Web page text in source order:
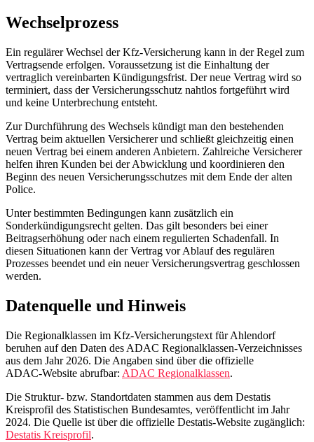
Wechselprozess
Ein regulärer Wechsel der Kfz-Versicherung kann in der Regel zum
Vertragsende erfolgen. Voraussetzung ist die Einhaltung der
vertraglich vereinbarten Kündigungsfrist. Der neue Vertrag wird so
terminiert, dass der Versicherungsschutz nahtlos fortgeführt wird
und keine Unterbrechung entsteht.
Zur Durchführung des Wechsels kündigt man den bestehenden
Vertrag beim aktuellen Versicherer und schließt gleichzeitig einen
neuen Vertrag bei einem anderen Anbietern. Zahlreiche Versicherer
helfen ihren Kunden bei der Abwicklung und koordinieren den
Beginn des neuen Versicherungsschutzes mit dem Ende der alten
Police.
Unter bestimmten Bedingungen kann zusätzlich ein
Sonderkündigungsrecht gelten. Das gilt besonders bei einer
Beitragserhöhung oder nach einem regulierten Schadenfall. In
diesen Situationen kann der Vertrag vor Ablauf des regulären
Prozesses beendet und ein neuer Versicherungsvertrag geschlossen
werden.
Datenquelle und Hinweis
Die Regionalklassen im Kfz‑Versicherungstext für Ahlendorf
beruhen auf den Daten des ADAC Regionalklassen‑Verzeichnisses
aus dem Jahr 2026. Die Angaben sind über die offizielle
ADAC‑Website abrufbar: ADAC Regionalklassen.
Die Struktur‑ bzw. Standortdaten stammen aus dem Destatis
Kreisprofil des Statistischen Bundesamtes, veröffentlicht im Jahr
2024. Die Quelle ist über die offizielle Destatis‑Website zugänglich:
Destatis Kreisprofil.